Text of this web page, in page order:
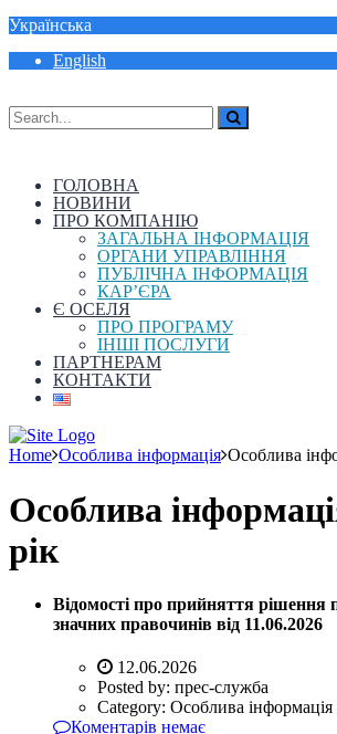
Українська
English
ГОЛОВНА
НОВИНИ
ПРО КОМПАНІЮ
ЗАГАЛЬНА ІНФОРМАЦІЯ
ОРГАНИ УПРАВЛІННЯ
ПУБЛІЧНА ІНФОРМАЦІЯ
КАР’ЄРА
Є ОСЕЛЯ
ПРО ПРОГРАМУ
ІНШІ ПОСЛУГИ
ПАРТНЕРАМ
КОНТАКТИ
Home Особлива інформація Особлива
Особлива
рік
Відомості про прийняття рішення
значних правочинів від 11.06.2026
12.06.2026
Posted by: прес-служба
Category: Особлива інформація
Коментарів немає